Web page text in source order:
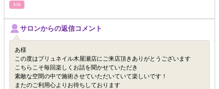
ﾈｲﾙ
サロンからの返信コメント
あ様
この度はプリュネイル木屋瀬店にご来店頂きありがとうございます
こちらこそ毎回楽しくお話を聞かせていただき
素敵な空間の中で施術させていただいていて楽しいです！
またのご利用心よりお待ちしております